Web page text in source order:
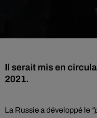
Il serait mis en
2021.
La Russie a développé le